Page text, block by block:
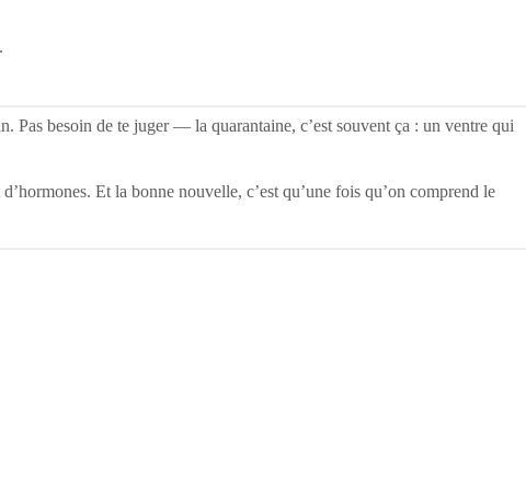
Pas besoin de te juger — la quarantaine, c’est souvent ça : un ventre qui
Et la bonne nouvelle, c’est qu’une fois qu’on comprend le